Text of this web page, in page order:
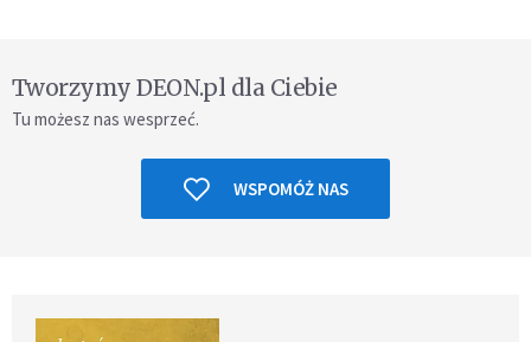
Tworzymy DEON.pl dla Ciebie
Tu możesz nas wesprzeć.
WSPOMÓŻ NAS